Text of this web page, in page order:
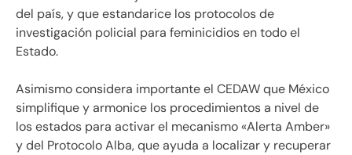
del país, y que estandarice los protocolos de
investigación policial para feminicidios en todo el
Estado.
Asimismo considera importante el CEDAW que México
simplifique y armonice los procedimientos a nivel de
los estados para activar el mecanismo «Alerta Amber»
y del Protocolo Alba, que ayuda a localizar y recuperar